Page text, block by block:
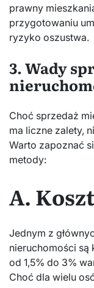
prawny
przygotowaniu
ryzyko oszustwa.
3. Wady
Choć sprzedaż
ma liczne zalety,
Warto zapoznać
metody:
A.
Jednym z
nieruchomości
od 1,5% do 3%
Choć dla wielu